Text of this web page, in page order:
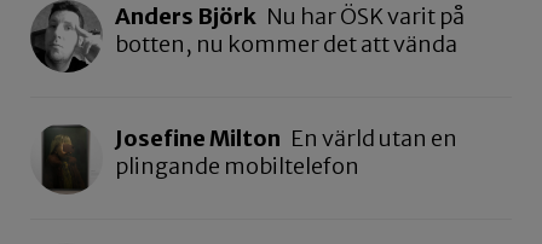
Anders Björk Nu har ÖSK varit på
botten, nu kommer det att vända
Josefine Milton En värld utan en
plingande mobiltelefon